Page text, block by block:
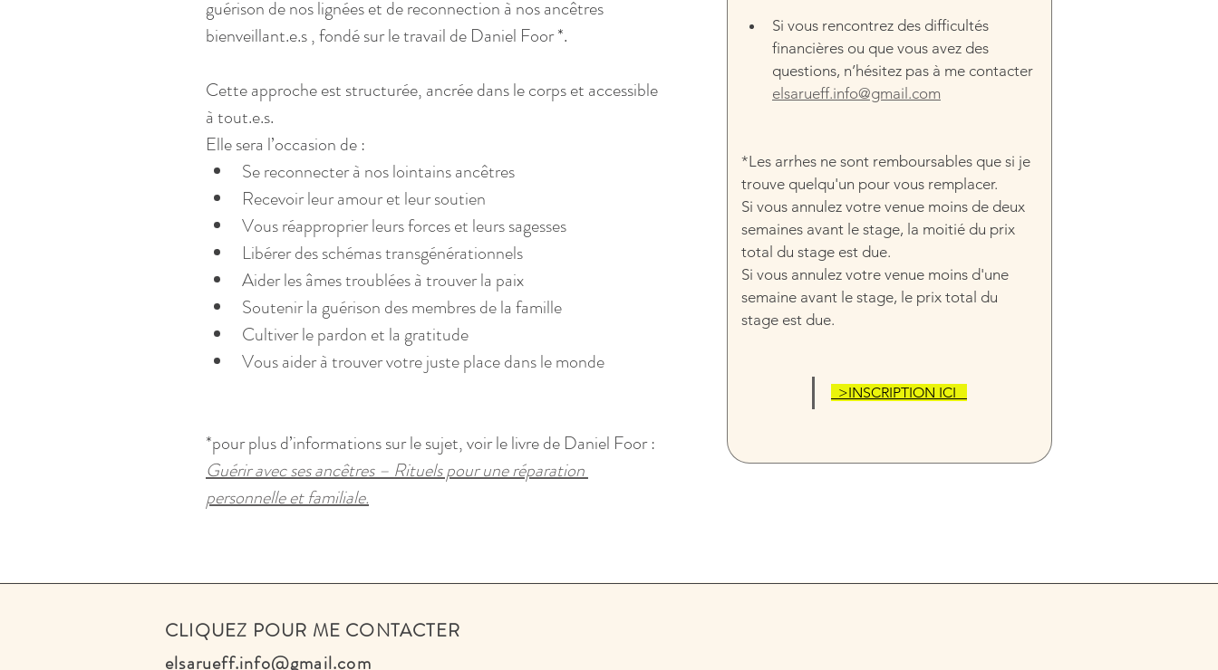
guérison de nos lignées et de reconnection à nos ancêtres
bienveillant.e.s , fondé sur le travail de Daniel Foor *.
Cette approche est structurée, ancrée dans le corps et accessible
à tout.e.s.
Elle sera l’occasion de :
Se reconnecter à nos lointains ancêtres
Recevoir leur amour et leur soutien
Vous réapproprier leurs forces et leurs sagesses
Libérer des schémas transgénérationnels
Aider les âmes troublées à trouver la paix
Soutenir la guérison des membres de la famille
Cultiver le pardon et la gratitude
Vous aider à trouver votre juste place dans le monde
*pour plus d’informations sur le sujet, voir le livre de Daniel Foor :
Guérir avec ses ancêtres – Rituels pour une réparation
personnelle et familiale.
Si vous rencontrez des difficultés
financières ou que vous avez des
questions, n’hésitez pas à me contacter
elsarueff.info@gmail.com
*Les arrhes ne sont remboursables que si je
trouve quelqu'un pour vous remplacer.
Si vous annulez votre venue moins de deux
semaines avant le stage, la moitié du prix
total du stage est due.
Si vous annulez votre venue moins d'une
semaine avant le stage, le prix total du
stage est due.
  >INSCRIPTION ICI
CLIQUEZ POUR ME CONTACTER
elsarueff.info@gmail.com